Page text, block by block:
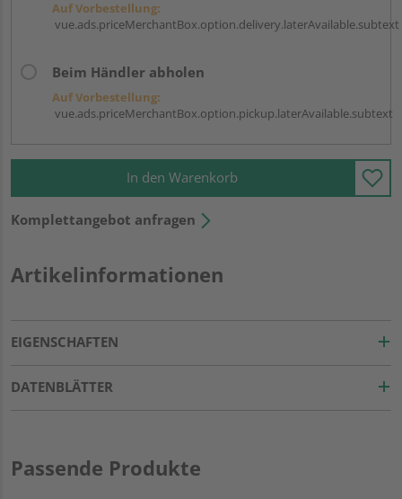
Auf Vorbestellung:
vue.ads.priceMerchantBox.option.delivery.laterAvailable.subtext
Beim Händler abholen
Auf Vorbestellung:
vue.ads.priceMerchantBox.option.pickup.laterAvailable.subtext
In den Warenkorb
Komplettangebot anfragen
Artikelinformationen
EIGENSCHAFTEN
DATENBLÄTTER
Passende Produkte